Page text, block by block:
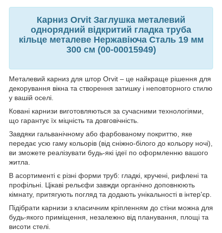
Карниз Orvit Заглушка металевий
однорядний відкритий гладка труба
кільце металеве Нержавіюча Сталь 19 мм
300 см (00-00015949)
Металевий карниз для штор Orvit – це найкраще рішення для
декорування вікна та створення затишку і неповторного стилю
у вашій оселі.
Ковані карнизи виготовляються за сучасними технологіями,
що гарантує їх міцність та довговічність.
Завдяки гальванічному або фарбованому покриттю, яке
передає усю гаму кольорів (від сніжно-білого до кольору ночі),
ви зможете реалізувати будь-які ідеї по оформленню вашого
житла.
В асортименті є різні форми труб: гладкі, кручені, рифлені та
профільні. Цікаві рельєфи завжди органічно доповнюють
кімнату, притягують погляд та додають унікальності в інтер'єр.
Підібрати карнизи з класичним кріпленням до стіни можна для
будь-якого приміщення, незалежно від планування, площі та
висоти стелі.